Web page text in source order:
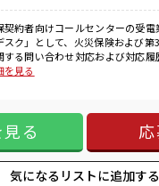
ペースもあります！
たにもぴったり☆
場♪
約者向けコールセンターの受
スク」として、火災保険および第
する問い合わせ対応および対応
わせ例)控除証明書はいつ届くか/
かしませんか？ ブランクがあっ
だけ…という方もOK！ ≪自分の
どナシ！ 場合によってはお願い
日制≫ 週末は家族や友人と一緒
に合った期間で働ける≫ 福利厚生
見る
る
気になるリストに追加する